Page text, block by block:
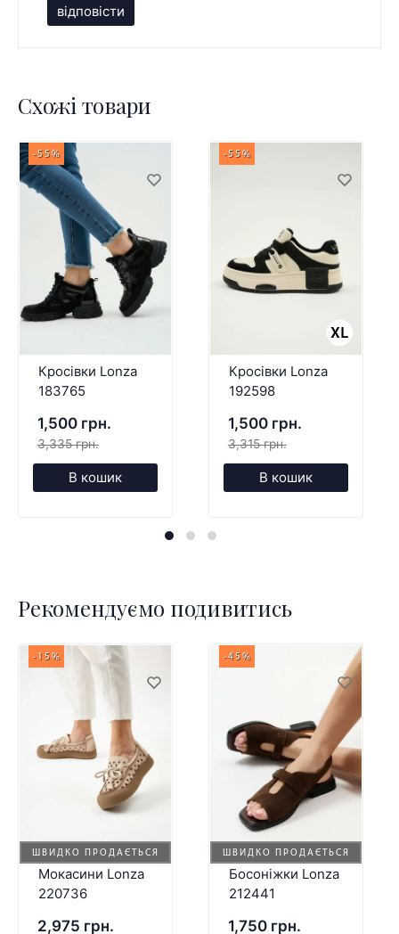
відповісти
Схожі товари
-55%
Кросівки Lonza
183765
1,500 грн.
3,335 грн.
В кошик
-55%
Кросівки Lonza
192598
1,500 грн.
3,315 грн.
В кошик
Рекомендуємо подивитись
ШВИДКО ПРОДАЄТЬСЯ
-15%
Мокасини Lonza
220736
2,975 грн.
ШВИДКО ПРОДАЄТЬСЯ
-45%
Босоніжки Lonza
212441
1,750 грн.